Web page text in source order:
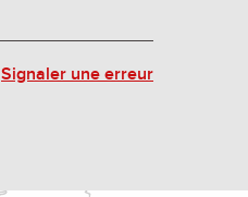
Signaler une erreur